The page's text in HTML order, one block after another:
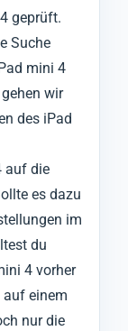
geprüft.
Suche
mini 4
wir
des iPad
auf die
es dazu
im
du
4 vorher
auf einem
nur die